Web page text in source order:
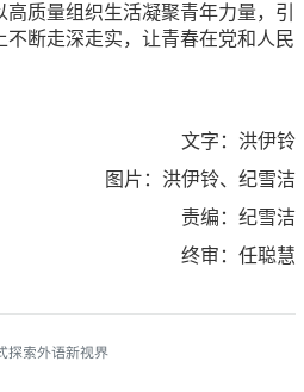
质量组织生活凝聚青年力量，引
断走深走实，让青春在党和人民
文字：洪伊铃
图片：洪伊铃、纪雪洁
责编：纪雪洁
终审：任聪慧
探索外语新视界